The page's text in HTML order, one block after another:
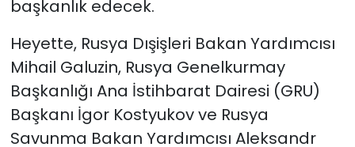
başkanlık edecek.
Heyette, Rusya Dışişleri Bakan Yardımcısı
Mihail Galuzin, Rusya Genelkurmay
Başkanlığı Ana İstihbarat Dairesi (GRU)
Başkanı İgor Kostyukov ve Rusya
Savunma Bakan Yardımcısı Aleksandr